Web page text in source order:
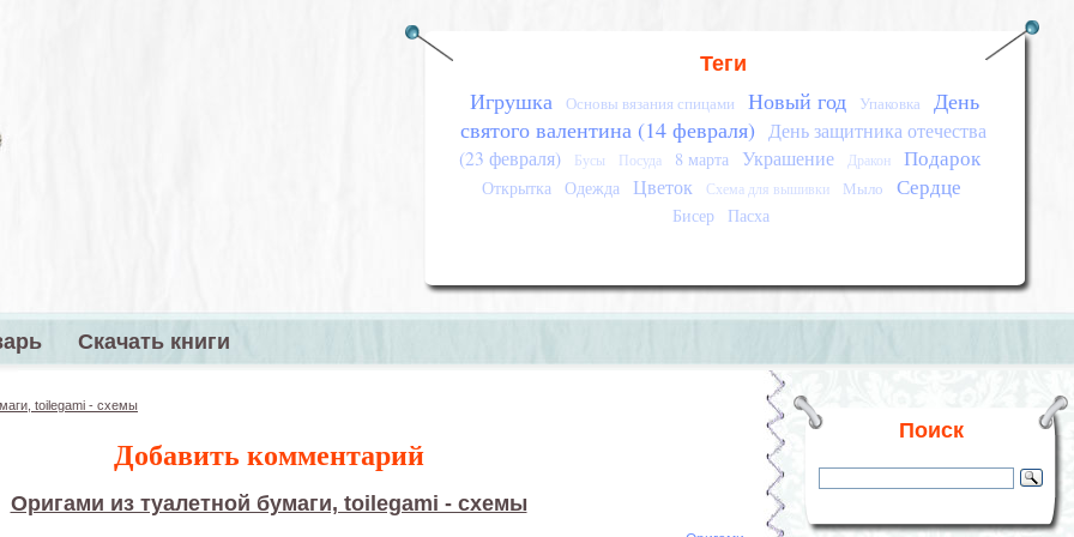
Теги
Игрушка Основы вязания спицами Новый год Упаковка
День
святого валентина (14 февраля)
День защитника отечества
(23 февраля)
Бусы Посуда 8 марта Украшение Дракон Подарок
Открытка Одежда Цветок Схема для вышивки Мыло Сердце
Бисер Пасха
Скачать книги
toilegami - схемы
Добавить комментарий
Оригами из туалетной бумаги, toilegami - схемы
Поиск